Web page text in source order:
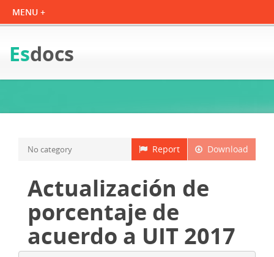
Esdocs
Download
Report
No category
Actualización de
porcentaje de
acuerdo a UIT 2017